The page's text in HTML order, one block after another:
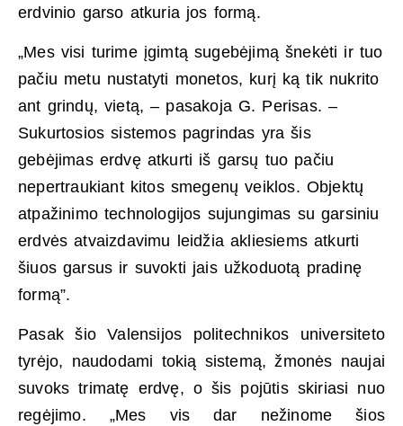
erdvinio garso atkuria jos formą.
„Mes visi turime įgimtą sugebėjimą šnekėti ir tuo
pačiu metu nustatyti monetos, kurį ką tik nukrito
ant grindų, vietą, – pasakoja G. Perisas. –
Sukurtosios sistemos pagrindas yra šis
gebėjimas erdvę atkurti iš garsų tuo pačiu
nepertraukiant kitos smegenų veiklos. Objektų
atpažinimo technologijos sujungimas su garsiniu
erdvės atvaizdavimu leidžia akliesiems atkurti
šiuos garsus ir suvokti jais užkoduotą pradinę
formą”.
Pasak šio Valensijos politechnikos universiteto
tyrėjo, naudodami tokią sistemą, žmonės naujai
suvoks trimatę erdvę, o šis pojūtis skiriasi nuo
regėjimo. „Mes vis dar nežinome šios